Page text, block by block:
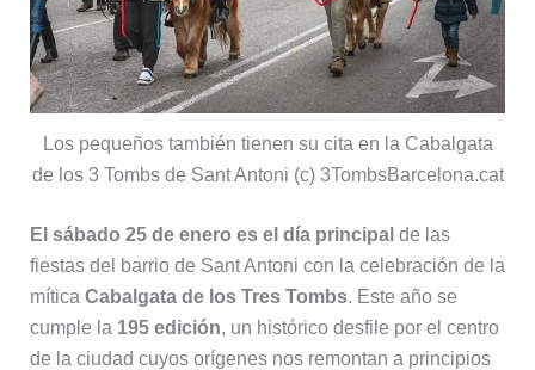
Los pequeños también tienen su cita en la Cabalgata
de los 3 Tombs de Sant Antoni (c) 3TombsBarcelona.cat
El sábado 25 de enero es el día principal de las
fiestas del barrio de Sant Antoni con la celebración de la
mítica Cabalgata de los Tres Tombs. Este año se
cumple la 195 edición, un histórico desfile por el centro
de la ciudad cuyos orígenes nos remontan a principios